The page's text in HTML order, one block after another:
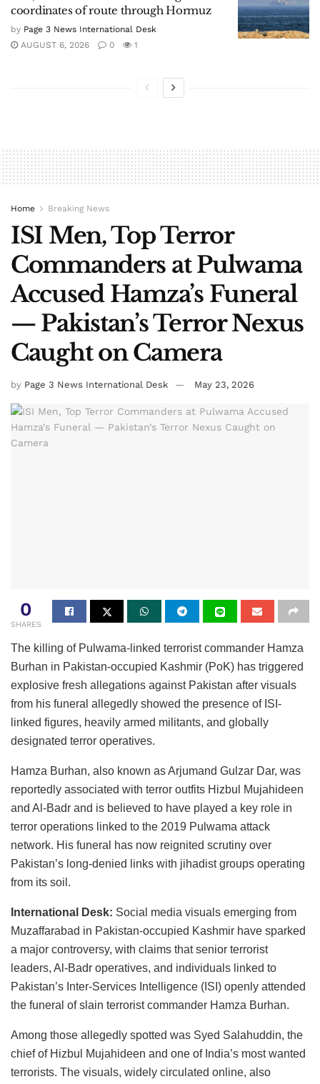
coordinates of route through Hormuz
by Page 3 News International Desk
AUGUST 6, 2026
0 1
Home Breaking News
ISI Men, Top Terror
Commanders at Pulwama
Accused Hamza’s Funeral
— Pakistan’s Terror Nexus
Caught on Camera
by Page 3 News International Desk May 23, 2026
0
SHARES
The killing of Pulwama-linked terrorist commander Hamza
Burhan in Pakistan-occupied Kashmir (PoK) has triggered
explosive fresh allegations against Pakistan after visuals
from his funeral allegedly showed the presence of ISI-
linked figures, heavily armed militants, and globally
designated terror operatives.
Hamza Burhan, also known as Arjumand Gulzar Dar, was
reportedly associated with terror outfits Hizbul Mujahideen
and Al-Badr and is believed to have played a key role in
terror operations linked to the 2019 Pulwama attack
network. His funeral has now reignited scrutiny over
Pakistan’s long-denied links with jihadist groups operating
from its soil.
International Desk: Social media visuals emerging from
Muzaffarabad in Pakistan-occupied Kashmir have sparked
a major controversy, with claims that senior terrorist
leaders, Al-Badr operatives, and individuals linked to
Pakistan’s Inter-Services Intelligence (ISI) openly attended
the funeral of slain terrorist commander Hamza Burhan.
Among those allegedly spotted was Syed Salahuddin, the
chief of Hizbul Mujahideen and one of India’s most wanted
terrorists. The visuals, widely circulated online, also